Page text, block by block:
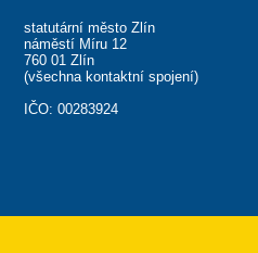
statutární město Zlín
náměstí Míru 12
760 01 Zlín
(všechna kontaktní spojení)
IČO: 00283924